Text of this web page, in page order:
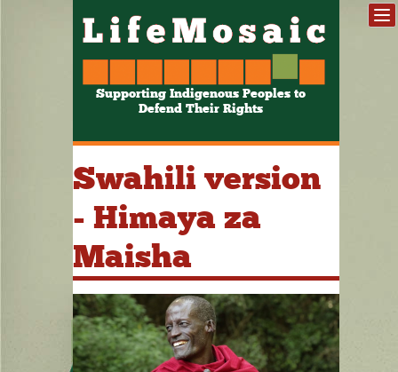
Supporting Indigenous Peoples to
Defend Their Rights
Swahili version
- Himaya za
Maisha